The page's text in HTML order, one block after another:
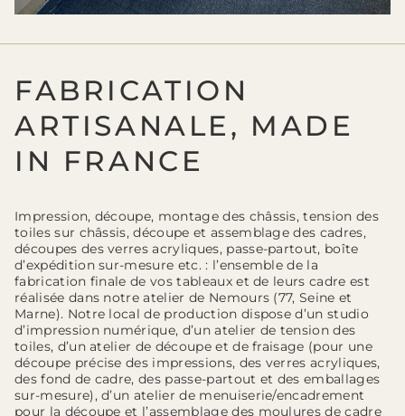
FABRICATION
ARTISANALE, MADE
IN FRANCE
Impression, découpe, montage des châssis, tension des
toiles sur châssis, découpe et assemblage des cadres,
découpes des verres acryliques, passe-partout, boîte
d’expédition sur-mesure etc. : l’ensemble de la
fabrication finale de vos tableaux et de leurs cadre est
réalisée dans notre atelier de Nemours (77, Seine et
Marne). Notre local de production dispose d’un studio
d’impression numérique, d’un atelier de tension des
toiles, d’un atelier de découpe et de fraisage (pour une
découpe précise des impressions, des verres acryliques,
des fond de cadre, des passe-partout et des emballages
sur-mesure), d’un atelier de menuiserie/encadrement
pour la découpe et l’assemblage des moulures de cadre